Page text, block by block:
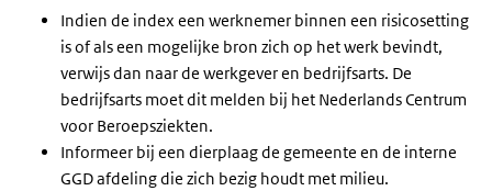
Indien de index een werknemer binnen een risicosetting
is of als een mogelijke bron zich op het werk bevindt,
verwijs dan naar de werkgever en bedrijfsarts. De
bedrijfsarts moet dit melden bij het Nederlands Centrum
voor Beroepsziekten.
Informeer bij een dierplaag de gemeente en de interne
GGD afdeling die zich bezig houdt met milieu.